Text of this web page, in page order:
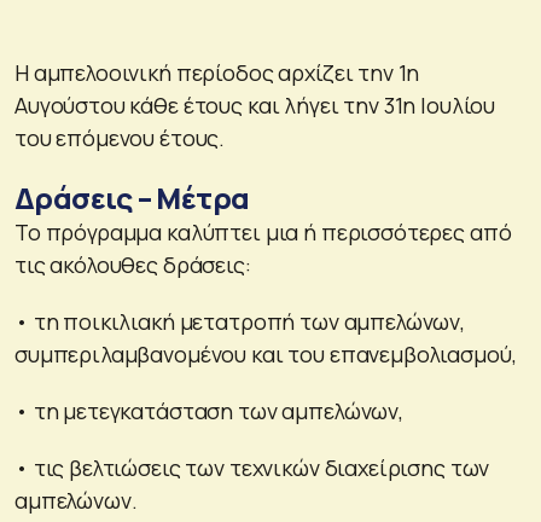
Η αμπελοοινική περίοδος αρχίζει την 1η
Αυγούστου κάθε έτους και λήγει την 31η Ιουλίου
του επόμενου έτους.
Δράσεις – Μέτρα
Το πρόγραμμα καλύπτει μια ή περισσότερες από
τις ακόλουθες δράσεις:
• τη ποικιλιακή μετατροπή των αμπελώνων,
συμπεριλαμβανομένου και του επανεμβολιασμού,
• τη μετεγκατάσταση των αμπελώνων,
• τις βελτιώσεις των τεχνικών διαχείρισης των
αμπελώνων.